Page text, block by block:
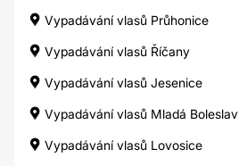
Vypadávání vlasů Průhonice
Vypadávání vlasů Říčany
Vypadávání vlasů Jesenice
Vypadávání vlasů Mladá Boleslav
Vypadávání vlasů Lovosice